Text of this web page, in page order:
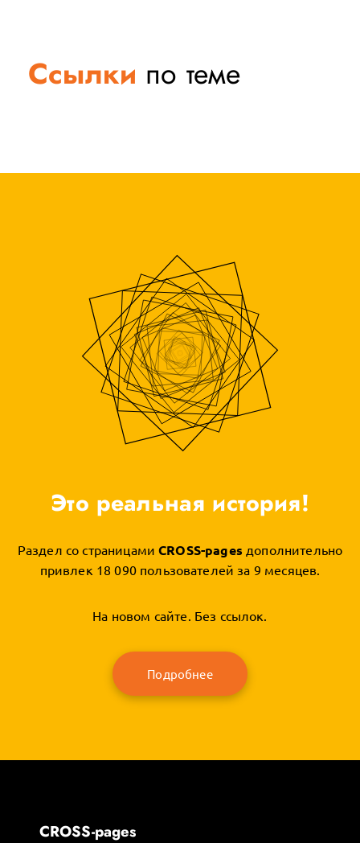
Ссылки по теме
Это реальная история!
Раздел со страницамиCROSS-pages дополнительно
привлек 18 090 пользователей за 9 месяцев.
На новом сайте. Без ссылок.
Подробнее
CROSS-pages